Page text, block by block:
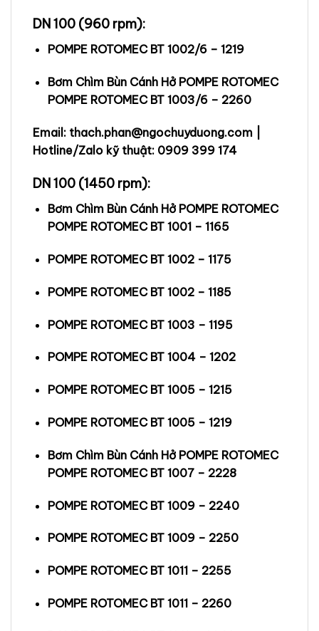
DN 100 (960 rpm):
POMPE ROTOMEC BT 1002/6 – 1219
Bơm Chìm Bùn Cánh Hở POMPE ROTOMEC
POMPE ROTOMEC BT 1003/6 – 2260
Email: thach.phan@ngochuyduong.com |
Hotline/Zalo kỹ thuật: 0909 399 174
DN 100 (1450 rpm):
Bơm Chìm Bùn Cánh Hở POMPE ROTOMEC
POMPE ROTOMEC BT 1001 – 1165
POMPE ROTOMEC BT 1002 – 1175
POMPE ROTOMEC BT 1002 – 1185
POMPE ROTOMEC BT 1003 – 1195
POMPE ROTOMEC BT 1004 – 1202
POMPE ROTOMEC BT 1005 – 1215
POMPE ROTOMEC BT 1005 – 1219
Bơm Chìm Bùn Cánh Hở POMPE ROTOMEC
POMPE ROTOMEC BT 1007 – 2228
POMPE ROTOMEC BT 1009 – 2240
POMPE ROTOMEC BT 1009 – 2250
POMPE ROTOMEC BT 1011 – 2255
POMPE ROTOMEC BT 1011 – 2260